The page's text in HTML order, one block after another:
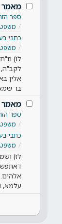
מאמר
ספר
כתבי
לו)
לקב"ה,
אלין
בר
מאמר
ספר
כתבי
לז)
עלמא,